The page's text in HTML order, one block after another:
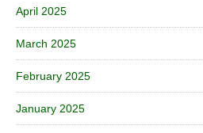
April 2025
March 2025
February 2025
January 2025